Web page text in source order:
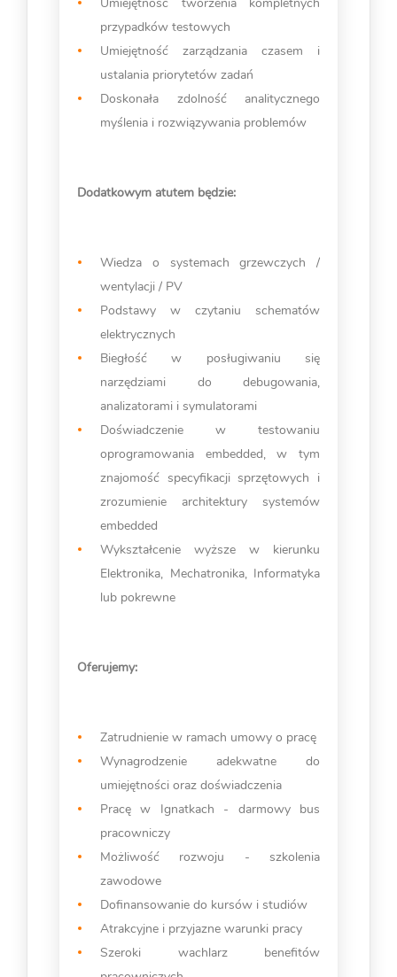
przypadków testowych
Umiejętność zarządzania czasem i
ustalania priorytetów zadań
Doskonała zdolność analitycznego
myślenia i rozwiązywania problemów
Dodatkowym atutem będzie:
Wiedza o systemach grzewczych /
wentylacji / PV
Podstawy w czytaniu schematów
elektrycznych
Biegłość w posługiwaniu się
narzędziami do debugowania,
analizatorami i symulatorami
Doświadczenie w testowaniu
oprogramowania embedded, w tym
znajomość specyfikacji sprzętowych i
zrozumienie architektury systemów
embedded
Wykształcenie wyższe w kierunku
Elektronika, Mechatronika, Informatyka
lub pokrewne
Oferujemy:
Zatrudnienie w ramach umowy o pracę
Wynagrodzenie adekwatne do
umiejętności oraz doświadczenia
Pracę w Ignatkach - darmowy bus
pracowniczy
Możliwość rozwoju - szkolenia
zawodowe
Dofinansowanie do kursów i studiów
Atrakcyjne i przyjazne warunki pracy
Szeroki wachlarz benefitów